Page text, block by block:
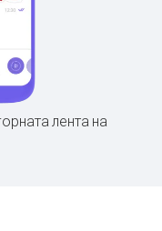
лента на